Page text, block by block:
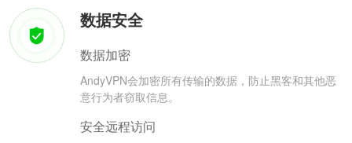
数据安全
数据加密
AndyVPN会加密所有传输的数据，防止黑客和其他恶
意行为者窃取信息。
安全远程访问